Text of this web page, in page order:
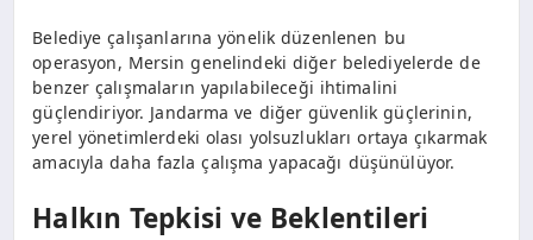
Belediye çalışanlarına yönelik düzenlenen bu
operasyon, Mersin genelindeki diğer belediyelerde de
benzer çalışmaların yapılabileceği ihtimalini
güçlendiriyor. Jandarma ve diğer güvenlik güçlerinin,
yerel yönetimlerdeki olası yolsuzlukları ortaya çıkarmak
amacıyla daha fazla çalışma yapacağı düşünülüyor.
Halkın Tepkisi ve Beklentileri